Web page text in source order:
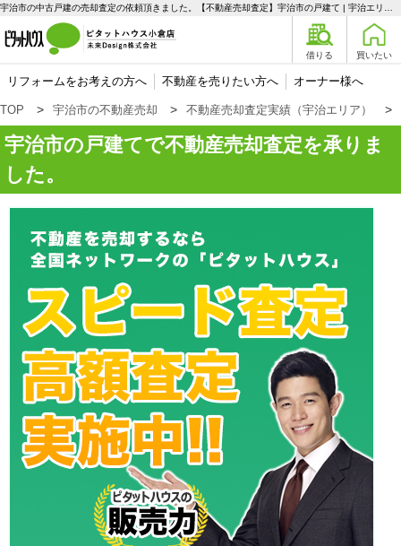
借りる 買いたい
リフォームをお考えの方へ 不動産を売りたい方へ オーナー様へ
TOP 宇治市の不動産売却 不動産売却査定実績（宇治エリア）
宇治市の戸建てで不動産売却査定を承りま
した。